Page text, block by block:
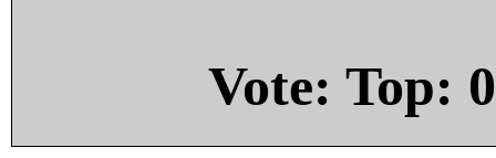
Vote: Top: 0